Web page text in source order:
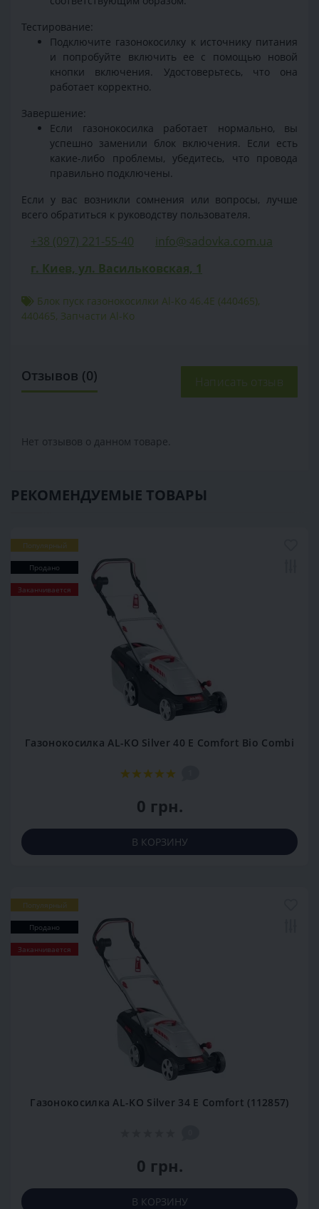
Тестирование:
Подключите газонокосилку к источнику питания
и попробуйте включить ее с помощью новой
кнопки включения. Удостоверьтесь, что она
работает корректно.
Завершение:
Если газонокосилка работает нормально, вы
успешно заменили блок включения. Если есть
какие-либо проблемы, убедитесь, что провода
правильно подключены.
Если у вас возникли сомнения или вопросы, лучше
всего обратиться к руководству пользователя.
+38 (097) 221-55-40
info@sadovka.com.ua
г. Киев, ул. Васильковская, 1
Блок пуск газонокосилки Al-Ko 46.4E (440465),
440465, Запчасти Al-Ko
Отзывов (0) Написать отзыв
Нет отзывов о данном товаре.
РЕКОМЕНДУЕМЫЕ ТОВАРЫ
Популярный
Продано
Заканчивается
Газонокосилка AL-KO Silver 40 E Comfort Bio Combi
0 грн.
В КОРЗИНУ
Популярный
Продано
Заканчивается
Газонокосилка AL-KO Silver 34 E Comfort (112857)
0 грн.
В КОРЗИНУ